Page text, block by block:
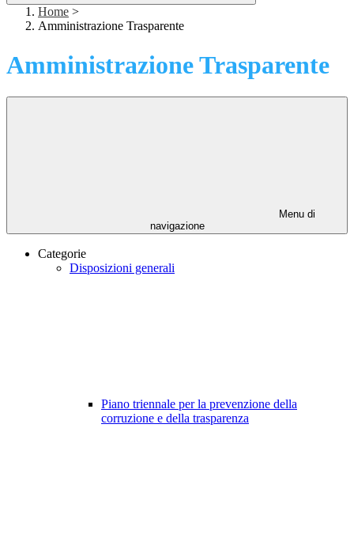
Home >
Amministrazione Trasparente
Amministrazione Trasparente
Menu di
navigazione
Categorie
Disposizioni generali
Piano triennale per la prevenzione della
corruzione e della trasparenza